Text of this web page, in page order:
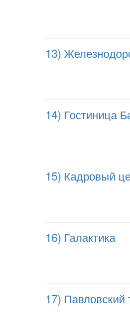
13)
14) Гостиница
15) Кадровый
16) Галактика
17) Павловский